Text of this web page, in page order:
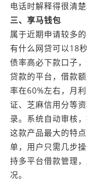
电话时解释得很清
三、享马钱包
属于近期申请较多
有什么网贷可以18
债率高必下款口子
贷款的平台，借款
率在60%左右，月
证、芝麻信用分等
录。系统自动审核
这款产品最大的特
单，用户只需几步
持多平台借款管理
况。